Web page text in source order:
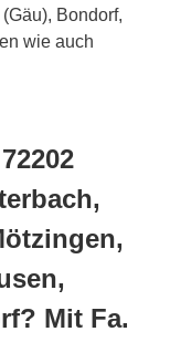
Bondorf,
wie auch
Mit Fa.